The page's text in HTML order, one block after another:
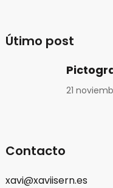
Útimo post
21
Contacto
xavi@xaviisern.es